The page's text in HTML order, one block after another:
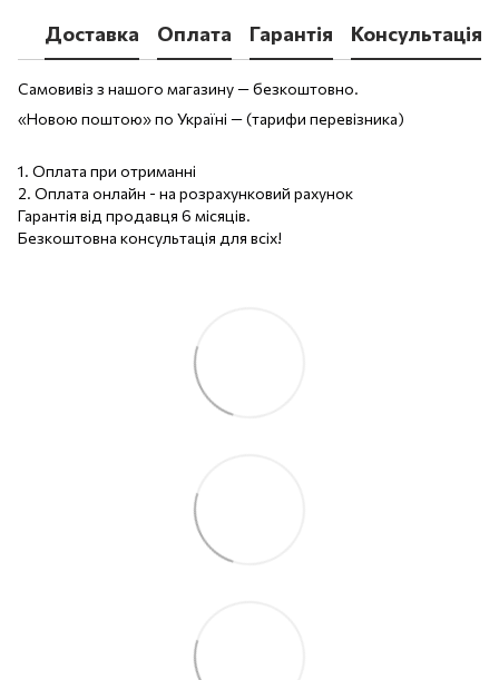
Доставка Оплата Гарантія Консультація
Самовивіз з нашого магазину — безкоштовно.
«Новою поштою» по Україні — (тарифи перевізника)
1. Оплата при отриманні
2. Оплата онлайн - на розрахунковий рахунок
Гарантія від продавця 6 місяців.
Безкоштовна консультація для всіх!